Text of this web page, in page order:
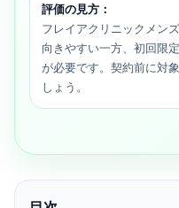
評価の見方：
フレイアクリニックメン
向きやすい一方、初回限
が必要です。契約前に対
しょう。